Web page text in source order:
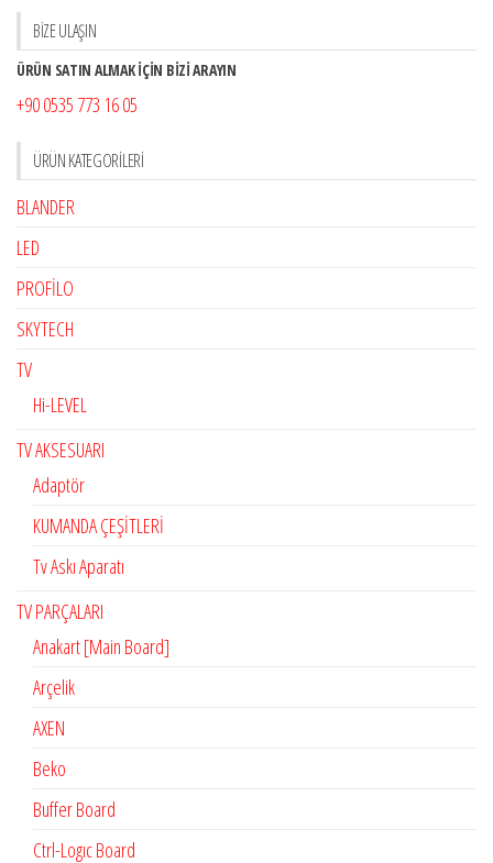
BİZE ULAŞIN
ÜRÜN SATIN ALMAK İÇİN BİZİ ARAYIN
+90 0535 773 16 05
ÜRÜN KATEGORILERI
BLANDER
LED
PROFİLO
SKYTECH
TV
Hi-LEVEL
TV AKSESUARI
Adaptör
KUMANDA ÇEŞİTLERİ
Tv Askı Aparatı
TV PARÇALARI
Anakart [Main Board]
Arçelik
AXEN
Beko
Buffer Board
Ctrl-Logıc Board